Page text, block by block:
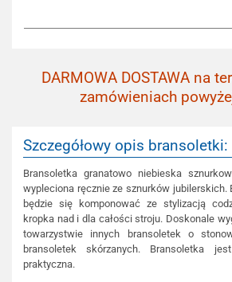
DARMOWA DOSTAWA na
zamówieniach
Szczegółowy opis bransoletki:
Bransoletka granatowo niebieska
wypleciona ręcznie ze sznurków jubilerskich.
będzie się komponować ze stylizacją
kropka nad i dla całości stroju. Doskonale
towarzystwie innych bransoletek o
bransoletek skórzanych. Bransoletka
praktyczna.